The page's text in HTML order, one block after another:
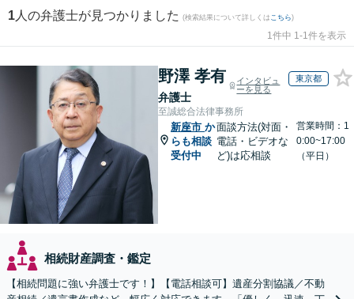
1 人の弁護士が見つかりました (検索結果について詳しくは こちら)
1件中 1-1件を表示
野澤 孝有
弁護士
インタビュ
ーを見る
東京都
至誠総合法律事務所
新座市 か
らも相談
受付中
面談方法(対面・
電話・ビデオな
ど)は応相談
営業時間：1
0:00~17:00
（平日）
相続財産調査・鑑定
【相続問題に強い弁護士です！】【電話相談可】遺産分割協議／不動